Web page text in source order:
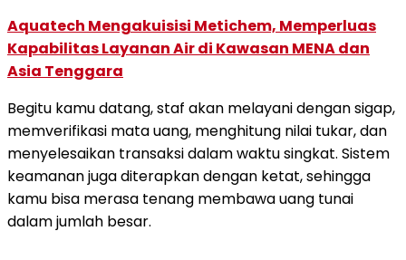
Aquatech Mengakuisisi Metichem, Memperluas
Kapabilitas Layanan Air di Kawasan MENA dan
Asia Tenggara
Begitu kamu datang, staf akan melayani dengan sigap,
memverifikasi mata uang, menghitung nilai tukar, dan
menyelesaikan transaksi dalam waktu singkat. Sistem
keamanan juga diterapkan dengan ketat, sehingga
kamu bisa merasa tenang membawa uang tunai
dalam jumlah besar.